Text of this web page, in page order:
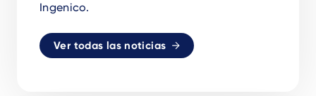
Ingenico.
Ver todas las noticias